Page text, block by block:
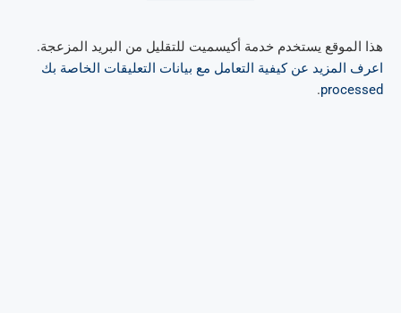
هذا الموقع يستخدم خدمة أكيسميت للتقليل من البريد المزعجة.
اعرف المزيد عن كيفية التعامل مع بيانات التعليقات الخاصة بك
processed
.